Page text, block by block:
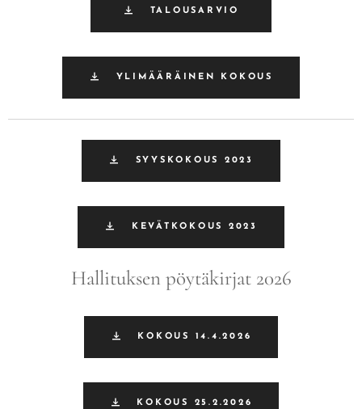
TALOUSARVIO
YLIMÄÄRÄINEN KOKOUS
SYYSKOKOUS 2023
KEVÄTKOKOUS 2023
Hallituksen pöytäkirjat 2026
KOKOUS 14.4.2026
KOKOUS 25.2.2026